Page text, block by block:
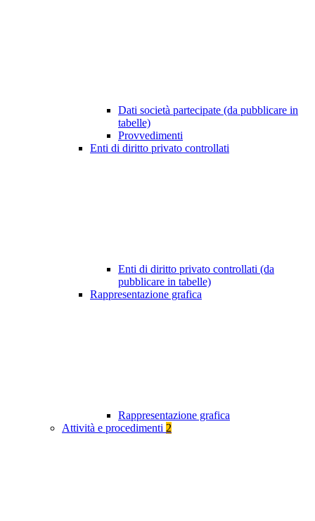
Dati società partecipate (da pubblicare in
tabelle)
Provvedimenti
Enti di diritto privato controllati
Enti di diritto privato controllati (da
pubblicare in tabelle)
Rappresentazione grafica
Rappresentazione grafica
Attività e procedimenti 2